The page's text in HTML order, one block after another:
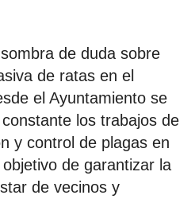
de duda sobre
de ratas en el
el Ayuntamiento se
los trabajos de
y control de plagas en
de garantizar la
de vecinos y